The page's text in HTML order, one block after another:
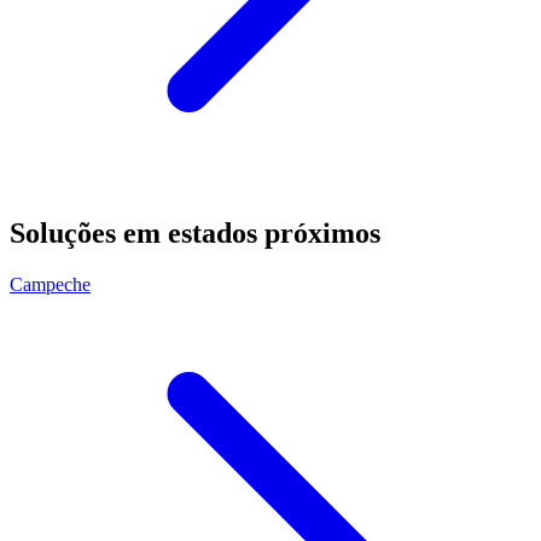
Soluções em estados próximos
Campeche